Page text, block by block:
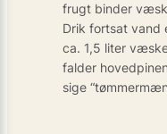
frugt binder
Drik fortsat vand
ca. 1,5 liter
falder
sige